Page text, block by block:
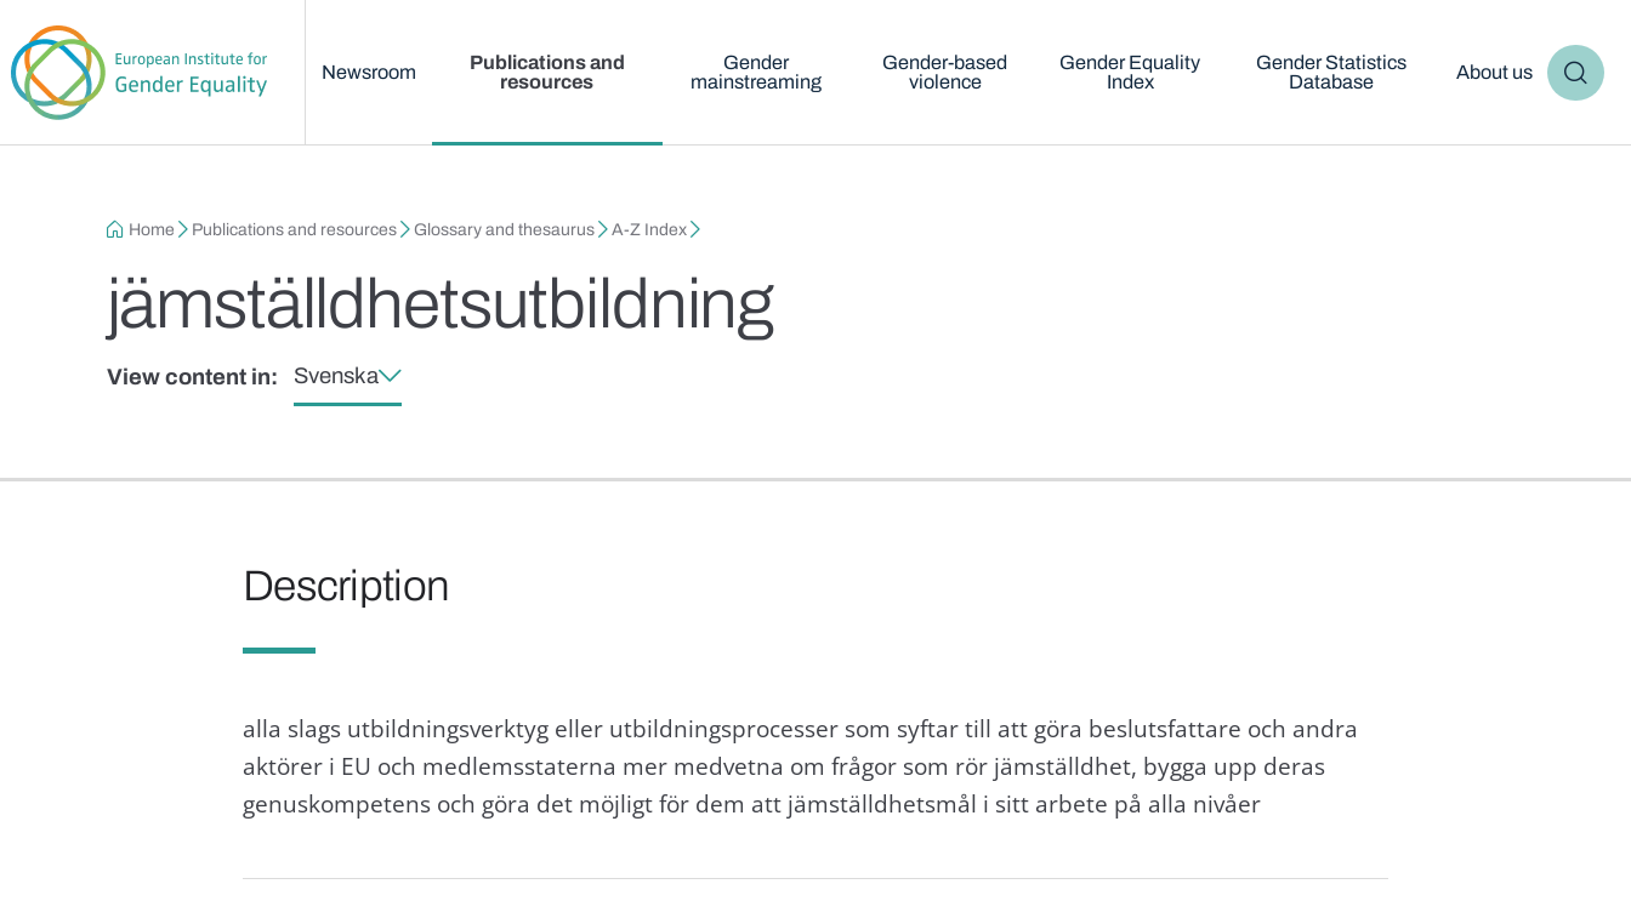
Newsroom
Publications and
resources
Gender
mainstreaming
Gender-based
violence
Gender Equality
Index
Gender Statistics
Database
About us
Breadcrumb
Home Publications and resources Glossary and thesaurus A-Z Index
jämställdhetsutbildning
View content in: Svenska
Description
alla slags utbildningsverktyg eller utbildningsprocesser som syftar till att göra beslutsfattare och andra
aktörer i EU och medlemsstaterna mer medvetna om frågor som rör jämställdhet, bygga upp deras
genuskompetens och göra det möjligt för dem att jämställdhetsmål i sitt arbete på alla nivåer